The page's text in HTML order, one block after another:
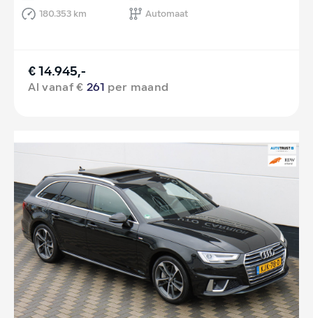
180.353 km
Automaat
€ 14.945,-
Al vanaf €261 per maand